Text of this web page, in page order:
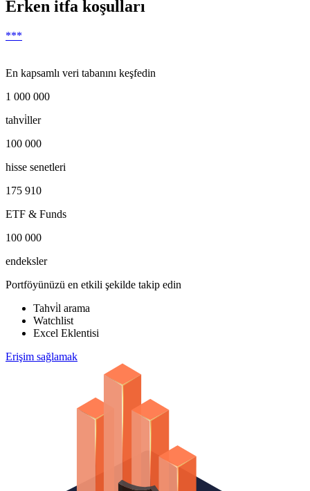
Erken itfa koşulları
***
En kapsamlı veri tabanını keşfedin
1 000 000
tahvi̇ller
100 000
hisse senetleri
175 910
ETF & Funds
100 000
endeksler
Portföyünüzü en etkili şekilde takip edin
Tahvi̇l arama
Watchlist
Excel Eklentisi
Erişim sağlamak